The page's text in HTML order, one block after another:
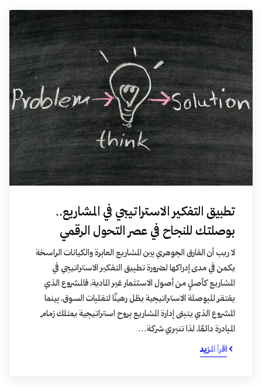
تطبيق التفكير الاستراتيجي في المشاريع..
بوصلتك للنجاح في عصر التحول الرقمي
لا ريب أن الفارق الجوهري بين المشاريع العابرة والكيانات الراسخة
يكمن في مدى إدراكها لضرورة تطبيق التفكير الاستراتيجي في
المشاريع كأصلٍ من أصول الاستثمار غير المادية، فالمشروع الذي
يفتقر للبوصلة الاستراتيجية يظل رهينًا لتقلبات السوق، بينما
المشروع الذي يتبنى إدارة المشاريع بروح استراتيجية يمتلك زمام
المبادرة دائمًا، لذا تنبري شركة…
اقرأ المزيد